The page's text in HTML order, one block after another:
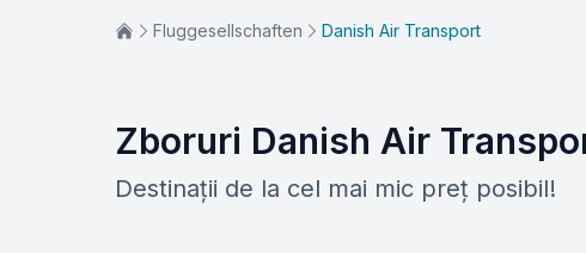
Fluggesellschaften Danish Air Transport
Zboruri Danish Air
Destinații de la cel mai mic preț posibil!